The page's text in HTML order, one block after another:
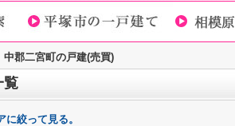
中郡二宮町の戸建(売買)
覧
絞って見る。